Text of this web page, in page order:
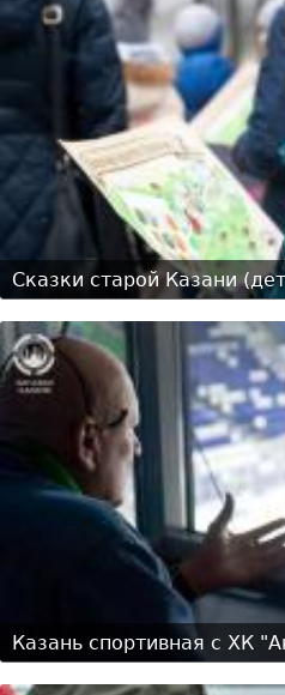
Сказки старой Казани
Казань спортивная с ХК